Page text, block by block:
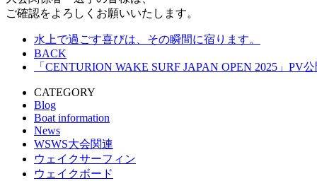
ご確認をよろしくお願いいたします。
水上で過ごす喜びは、その瞬間に宿ります。
BACK
「CENTURION WAKE SURF JAPAN OPEN 2025」PV
CATEGORY
Blog
Boat information
News
WSWS大会関連
ウェイクサーフィン
ウェイクボード